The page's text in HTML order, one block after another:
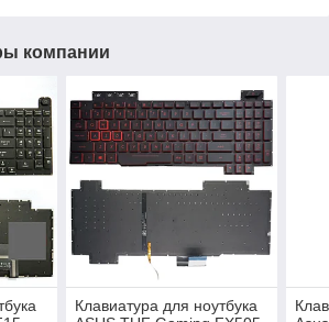
компании
Клавиатура для ноутбука